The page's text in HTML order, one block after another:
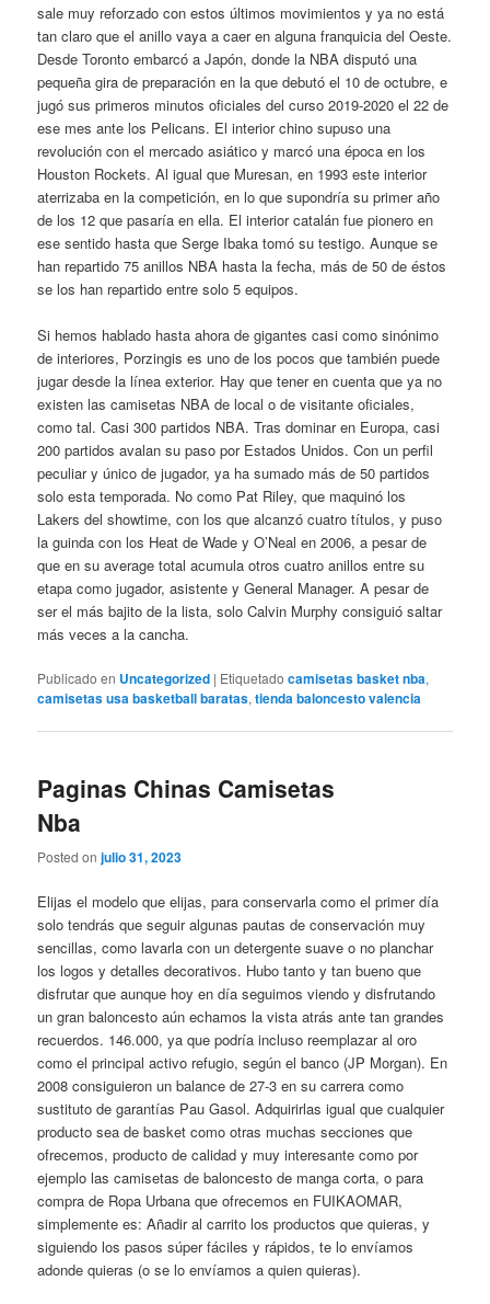
sale muy reforzado con estos últimos movimientos y ya no está
tan claro que el anillo vaya a caer en alguna franquicia del Oeste.
Desde Toronto embarcó a Japón, donde la NBA disputó una
pequeña gira de preparación en la que debutó el 10 de octubre, e
jugó sus primeros minutos oficiales del curso 2019-2020 el 22 de
ese mes ante los Pelicans. El interior chino supuso una
revolución con el mercado asiático y marcó una época en los
Houston Rockets. Al igual que Muresan, en 1993 este interior
aterrizaba en la competición, en lo que supondría su primer año
de los 12 que pasaría en ella. El interior catalán fue pionero en
ese sentido hasta que Serge Ibaka tomó su testigo. Aunque se
han repartido 75 anillos NBA hasta la fecha, más de 50 de éstos
se los han repartido entre solo 5 equipos.
Si hemos hablado hasta ahora de gigantes casi como sinónimo
de interiores, Porzingis es uno de los pocos que también puede
jugar desde la línea exterior. Hay que tener en cuenta que ya no
existen las camisetas NBA de local o de visitante oficiales,
como tal. Casi 300 partidos NBA. Tras dominar en Europa, casi
200 partidos avalan su paso por Estados Unidos. Con un perfil
peculiar y único de jugador, ya ha sumado más de 50 partidos
solo esta temporada. No como Pat Riley, que maquinó los
Lakers del showtime, con los que alcanzó cuatro títulos, y puso
la guinda con los Heat de Wade y O’Neal en 2006, a pesar de
que en su average total acumula otros cuatro anillos entre su
etapa como jugador, asistente y General Manager. A pesar de
ser el más bajito de la lista, solo Calvin Murphy consiguió saltar
más veces a la cancha.
Publicado en Uncategorized | Etiquetado camisetas basket nba,
camisetas usa basketball baratas,tienda baloncesto valencia
Paginas Chinas Camisetas
Nba
Posted onjulio 31, 2023
Elijas el modelo que elijas, para conservarla como el primer día
solo tendrás que seguir algunas pautas de conservación muy
sencillas, como lavarla con un detergente suave o no planchar
los logos y detalles decorativos. Hubo tanto y tan bueno que
disfrutar que aunque hoy en día seguimos viendo y disfrutando
un gran baloncesto aún echamos la vista atrás ante tan grandes
recuerdos. 146.000, ya que podría incluso reemplazar al oro
como el principal activo refugio, según el banco (JP Morgan). En
2008 consiguieron un balance de 27-3 en su carrera como
sustituto de garantías Pau Gasol. Adquirirlas igual que cualquier
producto sea de basket como otras muchas secciones que
ofrecemos, producto de calidad y muy interesante como por
ejemplo las camisetas de baloncesto de manga corta, o para
compra de Ropa Urbana que ofrecemos en FUIKAOMAR,
simplemente es: Añadir al carrito los productos que quieras, y
siguiendo los pasos súper fáciles y rápidos, te lo envíamos
adonde quieras (o se lo envíamos a quien quieras).